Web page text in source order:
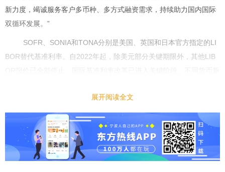
新力度，竭诚服务客户多币种、多方式融资需求，持续助力国内国际
双循环发展。 ”
SOFR 、 SONIA和TONA分别是美国、英国和日本官方指定的LI
BOR替代基准利率。自 2022年起，除美元部分关键期限外，其他LIB
市场进入实质发展阶段，日元TONA浮息债在此前从未有过公募发
行。
中国银行新基准债券成功发行引发市场广泛关注。中国银行此前
发行的
SOFR 和SONIA 浮息债分别为亚洲首笔SOFR债和全球首笔公
募非主权类SONIA高级债。本次TONA债券发行后，中国银行成为全
展开阅读全文